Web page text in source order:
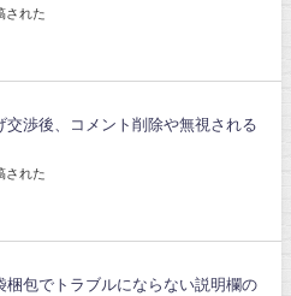
された
交渉後、コメント削除や無視される
された
梱包でトラブルにならない説明欄の